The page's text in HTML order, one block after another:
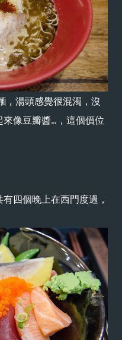
，湯頭感覺很混濁，沒
像豆瓣醬...，這個價位
四個晚上在西門度過，